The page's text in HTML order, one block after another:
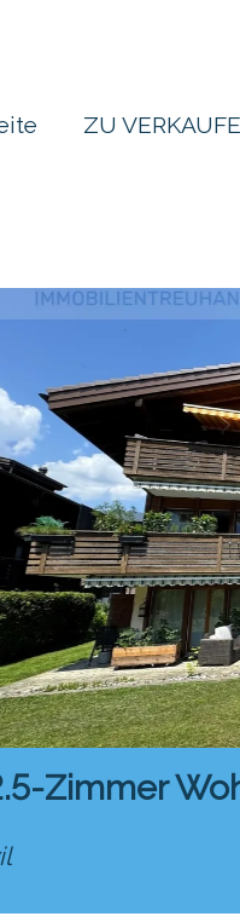
ZU
Zimmer